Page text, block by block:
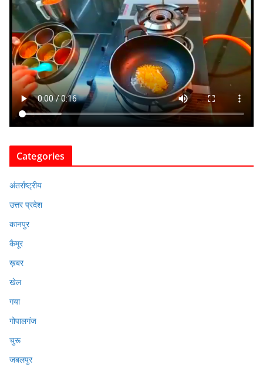
Categories
अंतर्राष्ट्रीय
उत्तर प्रदेश
कानपुर
कैमूर
ख़बर
खेल
गया
गोपालगंज
चुरू
जबलपुर